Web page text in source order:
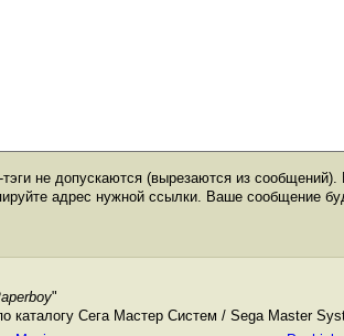
тэги не допускаются (вырезаются из
адрес нужной ссылки. Ваше сообщение
"
каталогу Сега Мастер Систем / Sega Master